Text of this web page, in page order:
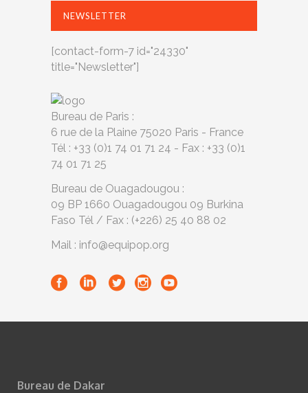
NEWSLETTER
[contact-form-7 id="24330"
title="Newsletter"]
Bureau de Paris :
6 rue de la Plaine 75020 Paris - France
Tél : +33 (0)1 74 01 71 24 - Fax : +33 (0)1
74 01 71 25
Bureau de Ouagadougou :
09 BP 1660 Ouagadougou 09 Burkina
Faso Tél / Fax : (+226) 25 40 88 02
Mail : info@equipop.org
Bureau de Dakar